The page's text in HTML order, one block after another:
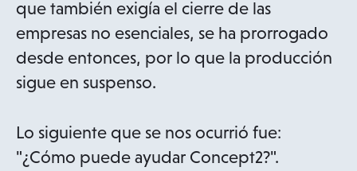
que también exigía el cierre de las
empresas no esenciales, se ha prorrogado
desde entonces, por lo que la producción
sigue en suspenso.
Lo siguiente que se nos ocurrió fue:
"¿Cómo puede ayudar Concept2?".